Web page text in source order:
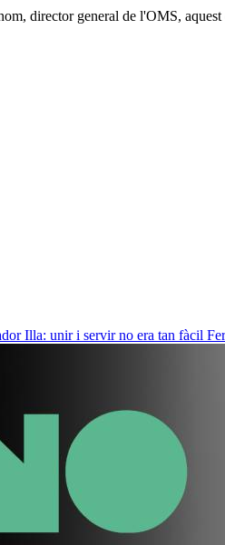
director general de l'OMS,
Illa: unir i servir no era tan fàcil